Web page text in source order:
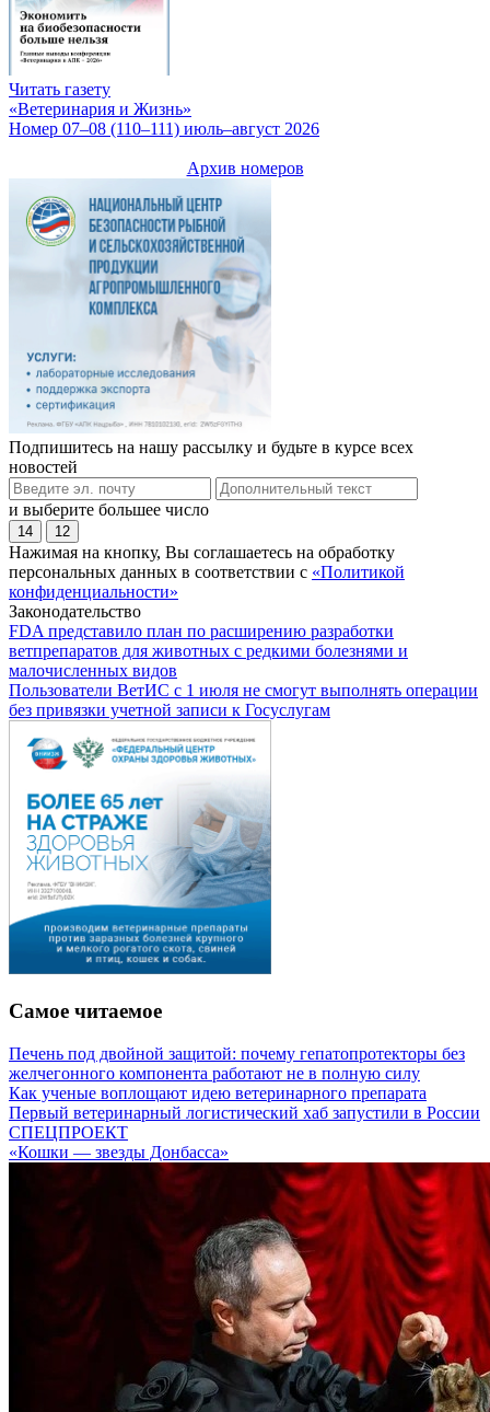
Читать газету
«Ветеринария и Жизнь»
Номер 07–08 (110–111) июль–август 2026
Архив номеров
Подпишитесь на нашу рассылку и будьте в курсе всех
новостей
и выберите большее число
14 12
Нажимая на кнопку, Вы соглашаетесь на обработку
персональных данных в соответствии с «Политикой
конфиденциальности»
Законодательство
FDA представило план по расширению разработки
ветпрепаратов для животных с редкими болезнями и
малочисленных видов
Пользователи ВетИС с 1 июля не смогут выполнять операции
без привязки учетной записи к Госуслугам
Самое читаемое
Печень под двойной защитой: почему гепатопротекторы без
желчегонного компонента работают не в полную силу
Как ученые воплощают идею ветеринарного препарата
Первый ветеринарный логистический хаб запустили в России
СПЕЦПРОЕКТ
«Кошки — звезды Донбасса»